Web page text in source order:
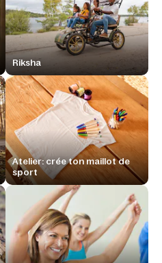
Riksha
Atelier: crée ton maillot de
sport